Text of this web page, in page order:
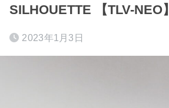
SILHOUETTE 【TLV-NEO】
2023年1月3日